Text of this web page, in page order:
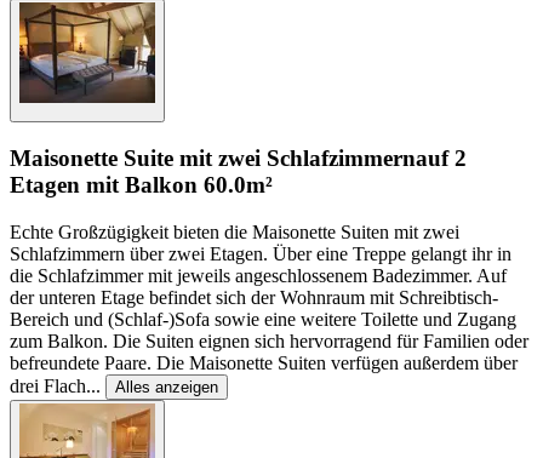
Maisonette Suite mit zwei Schlafzimmernauf 2
Etagen mit Balkon 60.0m²
Echte Großzügigkeit bieten die Maisonette Suiten mit zwei
Schlafzimmern über zwei Etagen. Über eine Treppe gelangt ihr in
die Schlafzimmer mit jeweils angeschlossenem Badezimmer. Auf
der unteren Etage befindet sich der Wohnraum mit Schreibtisch-
Bereich und (Schlaf-)Sofa sowie eine weitere Toilette und Zugang
zum Balkon. Die Suiten eignen sich hervorragend für Familien oder
befreundete Paare. Die Maisonette Suiten verfügen außerdem über
drei Flach... Alles anzeigen